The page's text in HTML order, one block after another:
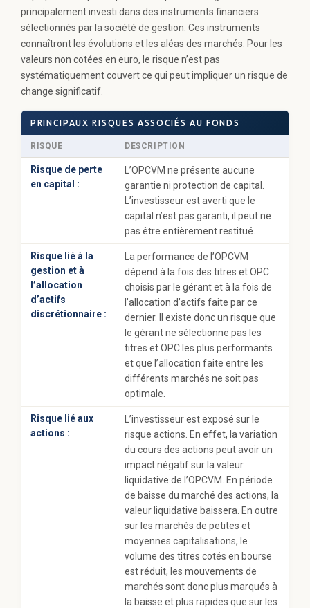
principalement investi dans des instruments financiers
sélectionnés par la société de gestion. Ces instruments
connaîtront les évolutions et les aléas des marchés. Pour les
valeurs non cotées en euro, le risque n’est pas
systématiquement couvert ce qui peut impliquer un risque de
change significatif.
PRINCIPAUX RISQUES ASSOCIÉS AU FONDS
RISQUE DESCRIPTION
Risque de perte
en capital :
L’OPCVM ne présente aucune
garantie ni protection de capital.
L’investisseur est averti que le
capital n’est pas garanti, il peut ne
pas être entièrement restitué.
Risque lié à la
gestion et à
l’allocation
d’actifs
discrétionnaire :
La performance de l’OPCVM
dépend à la fois des titres et OPC
choisis par le gérant et à la fois de
l’allocation d’actifs faite par ce
dernier. Il existe donc un risque que
le gérant ne sélectionne pas les
titres et OPC les plus performants
et que l’allocation faite entre les
différents marchés ne soit pas
optimale.
Risque lié aux
actions :
L’investisseur est exposé sur le
risque actions. En effet, la variation
du cours des actions peut avoir un
impact négatif sur la valeur
liquidative de l’OPCVM. En période
de baisse du marché des actions, la
valeur liquidative baissera. En outre
sur les marchés de petites et
moyennes capitalisations, le
volume des titres cotés en bourse
est réduit, les mouvements de
marchés sont donc plus marqués à
la baisse et plus rapides que sur les